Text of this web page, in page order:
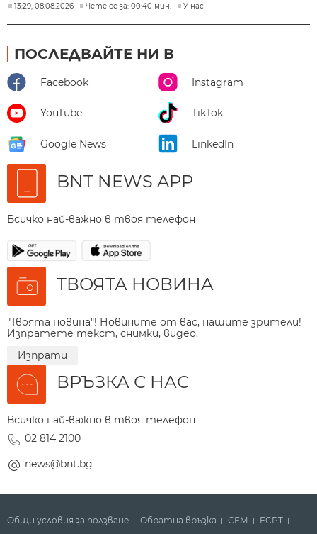
13:29, 08.08.2026 Чете се за: 00:40 мин. У нас
ПОСЛЕДВАЙТЕ НИ В
Facebook Instagram
YouTube TikTok
Google News LinkedIn
BNT NEWS APP
Всичко най-важно в твоя телефон
ТВОЯТА НОВИНА
"Твоята новина"! Новините от вас, нашите зрители!
Изпратете текст, снимки, видео.
Изпрати
ВРЪЗКА С НАС
Всичко най-важно в твоя телефон
02 814 2100
news@bnt.bg
Общи условия за ползване Обратна връзка СЕМ ECPT